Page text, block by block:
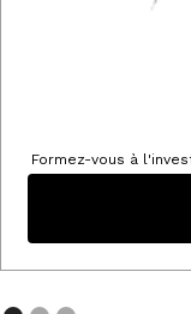
Formez-vous à